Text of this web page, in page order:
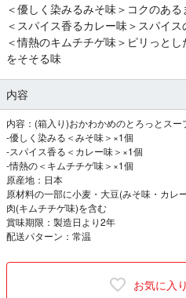
＜優しく染みるみそ味＞コクのあ
＜スパイス香るカレー味＞スパイ
＜情熱のキムチチゲ味＞ピリっと
をそそる味
内容
内容：(箱入り)おかわかめのとろっとス
-優しく染みる＜みそ味＞×1個
-スパイス香る＜カレー味＞×1個
-情熱の＜キムチチゲ味＞×1個
原産地：日本
原材料の一部に小麦・大豆(みそ味・カレ
肉(キムチチゲ味)を含む
賞味期限：製造日より2年
配送パターン：常温
お気に入